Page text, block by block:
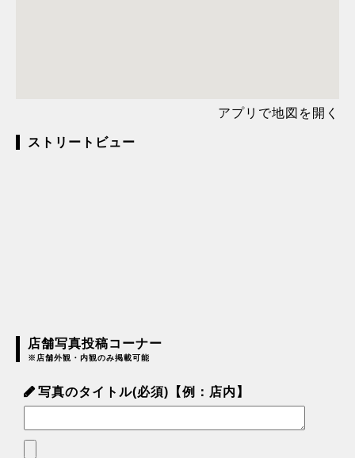
アプリで地図を開く
ストリートビュー
店舗写真投稿コーナー
※店舗外観・内観のみ掲載可能
写真のタイトル(必須)【例：店内】